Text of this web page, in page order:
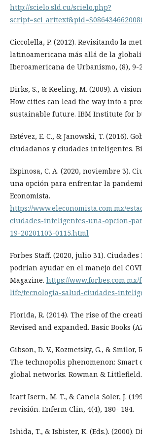
http://scielo.sld.cu/scielo.php?
Ciccolella, P. (2012). Revisitando la
latinoamericana más allá de la
Iberoamericana de Urbanismo, (8), 9-
Dirks, S., & Keeling, M. (2009). A
How cities can lead the way into a
sustainable future. IBM Institute for
Estévez, E. C., & Janowski, T. (2016).
ciudadanos y ciudades inteligentes.
Espinosa, C. A. (2020, noviembre 3).
una opción para enfrentar la
Economista.
https://www.eleconomista.com.mx/
ciudades-inteligentes-una-opcion-
19-20201103-0115.html
Forbes Staff. (2020, julio 31).
podrían ayudar en el manejo del
Magazine. https://www.forbes.com.mx/
life/tecnologia-salud-ciudades-
Florida, R. (2014). The rise of the
Revised and expanded. Basic Books
Gibson, D. V., Kozmetsky, G., & Smilor,
The technopolis phenomenon: Smart
global networks. Rowman & Littlefield.
Icart Isern, M. T., & Canela Soler, J.
revisión. Enferm Clin, 4(4), 180- 184.
Ishida, T., & Isbister, K. (Eds.). (2000).